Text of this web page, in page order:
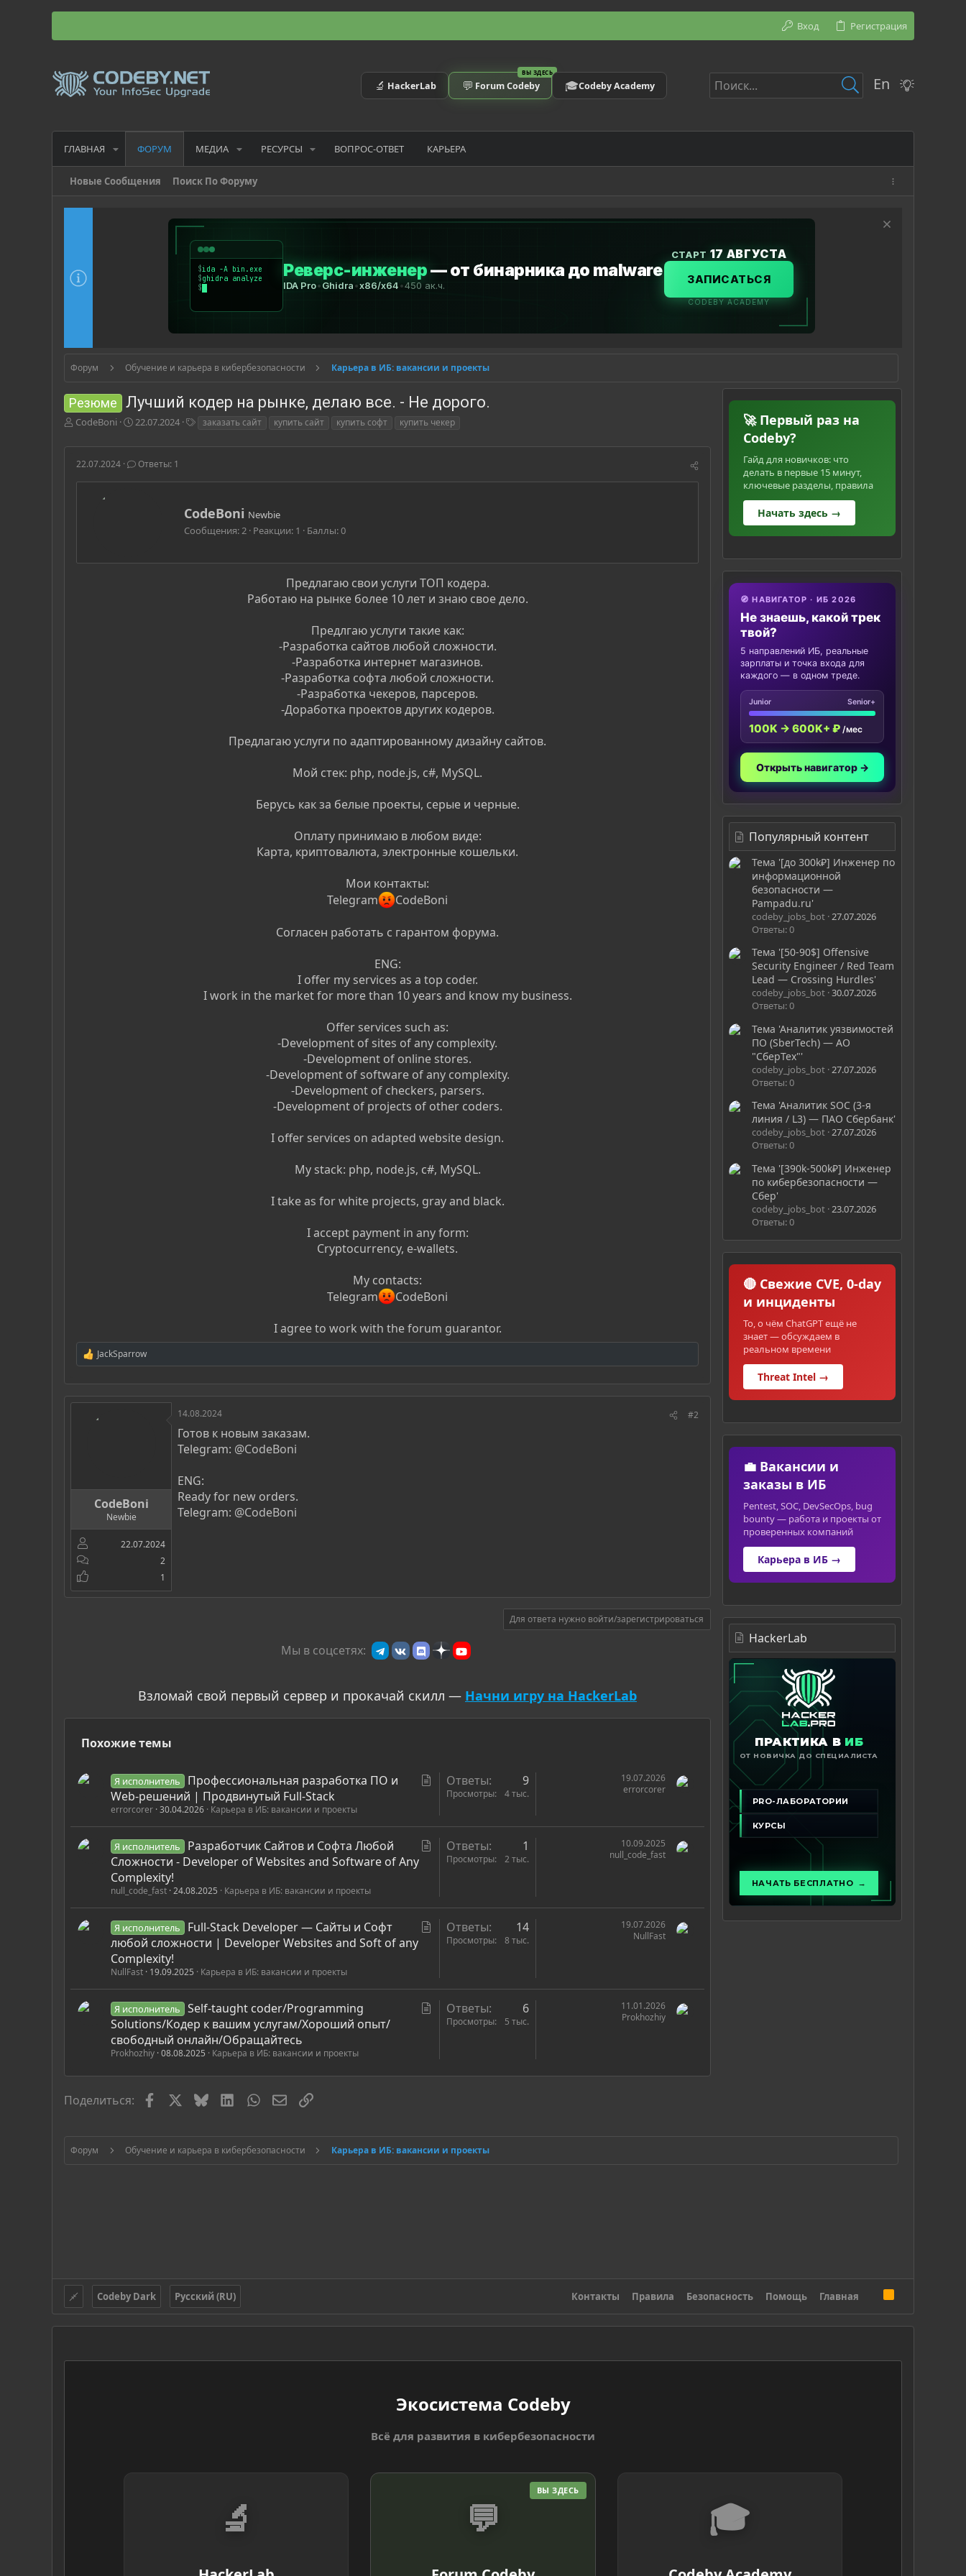
Вход Регистрация
🔬 HackerLab
ВЫ ЗДЕСЬ
💬 Forum Codeby 🎓Codeby Academy En
ГЛАВНАЯ ФОРУМ МЕДИА РЕСУРСЫ ВОПРОС-ОТВЕТ КАРЬЕРА
Новые Сообщения Поиск По Форуму
Форум Обучение и карьера в кибербезопасности Карьера в ИБ: вакансии и проекты
Резюме Лучший кодер на рынке, делаю все. - Не дорого.
А
т
о
т
CodeBoni
Д
т
а
а
22.07.2024
г
заказать сайт купить сайт купить софт купить чекер
22.07.2024 Ответы: 1
А
т
р
CodeBoni Newbie
Сообщения 2 Реакции 1 Баллы 0
Предлагаю свои услуги ТОП кодера.
Работаю на рынке более 10 лет и знаю свое дело.
Предлгаю услуги такие как:
-Разработка сайтов любой сложности.
-Разработка интернет магазинов.
-Разработка софта любой сложности.
-Разработка чекеров, парсеров.
-Доработка проектов других кодеров.
Предлагаю услуги по адаптированному дизайну сайтов.
Мой стек: php, node.js, c#, MySQL.
Берусь как за белые проекты, серые и черные.
Оплату принимаю в любом виде:
Карта, криптовалюта, электронные кошельки.
Мои контакты:
Telegram
CodeBoni
Согласен работать с гарантом форума.
ENG:
I offer my services as a top coder.
I work in the market for more than 10 years and know my business.
Offer services such as:
-Development of sites of any complexity.
-Development of online stores.
-Development of software of any complexity.
-Development of checkers, parsers.
-Development of projects of other coders.
I offer services on adapted website design.
My stack: php, node.js, c#, MySQL.
I take as for white projects, gray and black.
I accept payment in any form:
Cryptocurrency, e-wallets.
My contacts:
Telegram
CodeBoni
I agree to work with the forum guarantor.​
Р
е
а
ц
JackSparrow
CodeBoni
Newbie
22.07.2024
2
1
14.08.2024 #2
Готов к новым заказам.
Telegram: @CodeBoni
ENG:
Ready for new orders.
Telegram: @CodeBoni
Для ответа нужно войти/зарегистрироваться
Мы в соцсетях:
Взломай свой первый сервер и прокачай скилл — Начни игру на HackerLab
Похожие темы
т
Я исполнитель
Профессиональная разработка ПО и
Web-решений | Продвинутый Full-Stack
errorcorer 30.04.2026 Карьера в ИБ: вакансии и проекты
Ответы 9
Просмотры 4 тыс.
19.07.2026
errorcorer
ь
Я исполнитель
Разработчик Сайтов и Софта Любой
Сложности - Developer of Websites and Software of Any
Complexity!
null_code_fast 24.08.2025 Карьера в ИБ: вакансии и проекты
Ответы 1
Просмотры 2 тыс.
10.09.2025
null_code_fast
ь
Я исполнитель
Full-Stack Developer — Сайты и Софт
любой сложности | Developer Websites and Soft of any
Complexity!
NullFast 19.09.2025 Карьера в ИБ: вакансии и проекты
Ответы 14
Просмотры 8 тыс.
19.07.2026
NullFast
Я исполнитель
Self-taught coder/Programming
Solutions/Кодер к вашим услугам/Хороший опыт/
свободный онлайн/Обращайтесь
Prokhozhiy 08.08.2025 Карьера в ИБ: вакансии и проекты
Ответы 6
Просмотры 5 тыс.
11.01.2026
Prokhozhiy
Поделиться: FacebookBlueskyLinkedInWhatsAppЭлектронная почта
Ссылка
🚀 Первый раз на
Codeby?
Гайд для новичков: что
делать в первые 15 минут,
ключевые разделы, правила
Начать здесь →
🧭 НАВИГАТОР · ИБ 2026
Не знаешь, какой трек
твой?
5 направлений ИБ, реальные
зарплаты и точка входа для
каждого — в одном треде.
Junior Senior+
100K → 600K+ ₽ /мес
Открыть навигатор →
Популярный контент
Тема '[до 300k₽] Инженер по
информационной
безопасности —
Pampadu.ru'
codeby_jobs_bot 27.07.2026
Ответы: 0
Тема '[50-90$] Offensive
Security Engineer / Red Team
Lead — Crossing Hurdles'
codeby_jobs_bot 30.07.2026
Ответы: 0
Тема 'Аналитик уязвимостей
ПО (SberTech) — АО
"СберТех"'
codeby_jobs_bot 27.07.2026
Ответы: 0
Тема 'Аналитик SOC (3-я
линия / L3) — ПАО Сбербанк'
codeby_jobs_bot 27.07.2026
Ответы: 0
Тема '[390k-500k₽] Инженер
по кибербезопасности —
Сбер'
codeby_jobs_bot 23.07.2026
Ответы: 0
🔴 Свежие CVE, 0-day
и инциденты
То, о чём ChatGPT ещё не
знает — обсуждаем в
реальном времени
Threat Intel →
💼 Вакансии и
заказы в ИБ
Pentest, SOC, DevSecOps, bug
bounty — работа и проекты от
проверенных компаний
Карьера в ИБ →
HackerLab
Форум Обучение и карьера в кибербезопасности Карьера в ИБ: вакансии и проекты
Codeby Dark Русский (RU) Контакты Правила Безопасность Помощь Главная
S
Экосистема Codeby
Всё для развития в кибербезопасности
🔬
ВЫ ЗДЕСЬ
💬 🎓